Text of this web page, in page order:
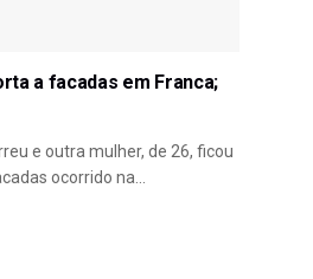
a facadas em Franca;
e outra mulher, de 26, ficou
ocorrido na...